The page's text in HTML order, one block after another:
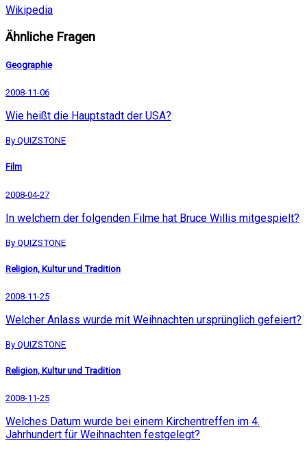
Wikipedia
Ähnliche Fragen
Geographie
2008-11-06
Wie heißt die Hauptstadt der USA?
By QUIZSTONE
Film
2008-04-27
In welchem der folgenden Filme hat Bruce Willis mitgespielt?
By QUIZSTONE
Religion, Kultur und Tradition
2008-11-25
Welcher Anlass wurde mit Weihnachten ursprünglich gefeiert?
By QUIZSTONE
Religion, Kultur und Tradition
2008-11-25
Welches Datum wurde bei einem Kirchentreffen im 4.
Jahrhundert für Weihnachten festgelegt?